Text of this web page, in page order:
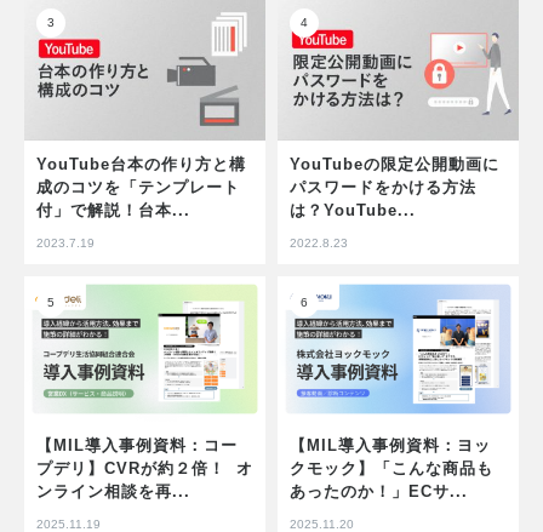
YouTube台本の作り方と構
成のコツを「テンプレート
付」で解説！台本...
2023.7.19
YouTubeの限定公開動画に
パスワードをかける方法
は？YouTube...
2022.8.23
【MIL導入事例資料：コー
プデリ】CVRが約２倍！ オ
ンライン相談を再...
2025.11.19
【MIL導入事例資料：ヨッ
クモック】「こんな商品も
あったのか！」ECサ...
2025.11.20